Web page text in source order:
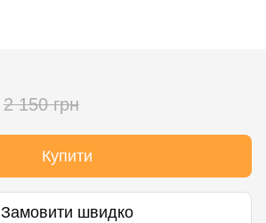
2 150 грн
Купити
Замовити швидко